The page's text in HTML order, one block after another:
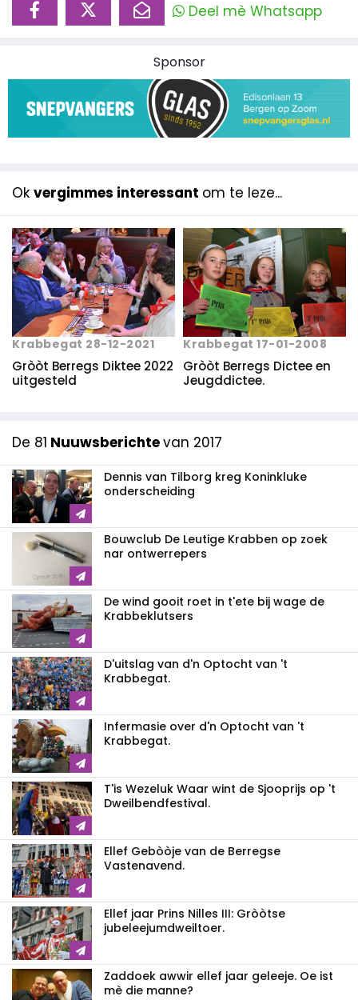
Deel mè Whatsapp
Sponsor
Ok vergimmes interessant om te leze...
Krabbegat 28-12-2021
Gròòt Berregs Diktee 2022
uitgesteld
Krabbegat 17-01-2008
Gròòt Berregs Dictee en
Jeugddictee.
De 81 Nuuwsberichtevan 2017
Dennis van Tilborg kreg Koninkluke
onderscheiding
Bouwclub De Leutige Krabben op zoek
nar ontwerrepers
De wind gooit roet in t'ete bij wage de
Krabbeklutsers
D'uitslag van d'n Optocht van 't
Krabbegat.
Infermasie over d'n Optocht van 't
Krabbegat.
T'is Wezeluk Waar wint de Sjooprijs op 't
Dweilbendfestival.
Ellef Gebòòje van de Berregse
Vastenavend.
Ellef jaar Prins Nilles III: Gròòtse
jubeleejumdweiltoer.
Zaddoek awwir ellef jaar geleeje. Oe ist
mè die manne?